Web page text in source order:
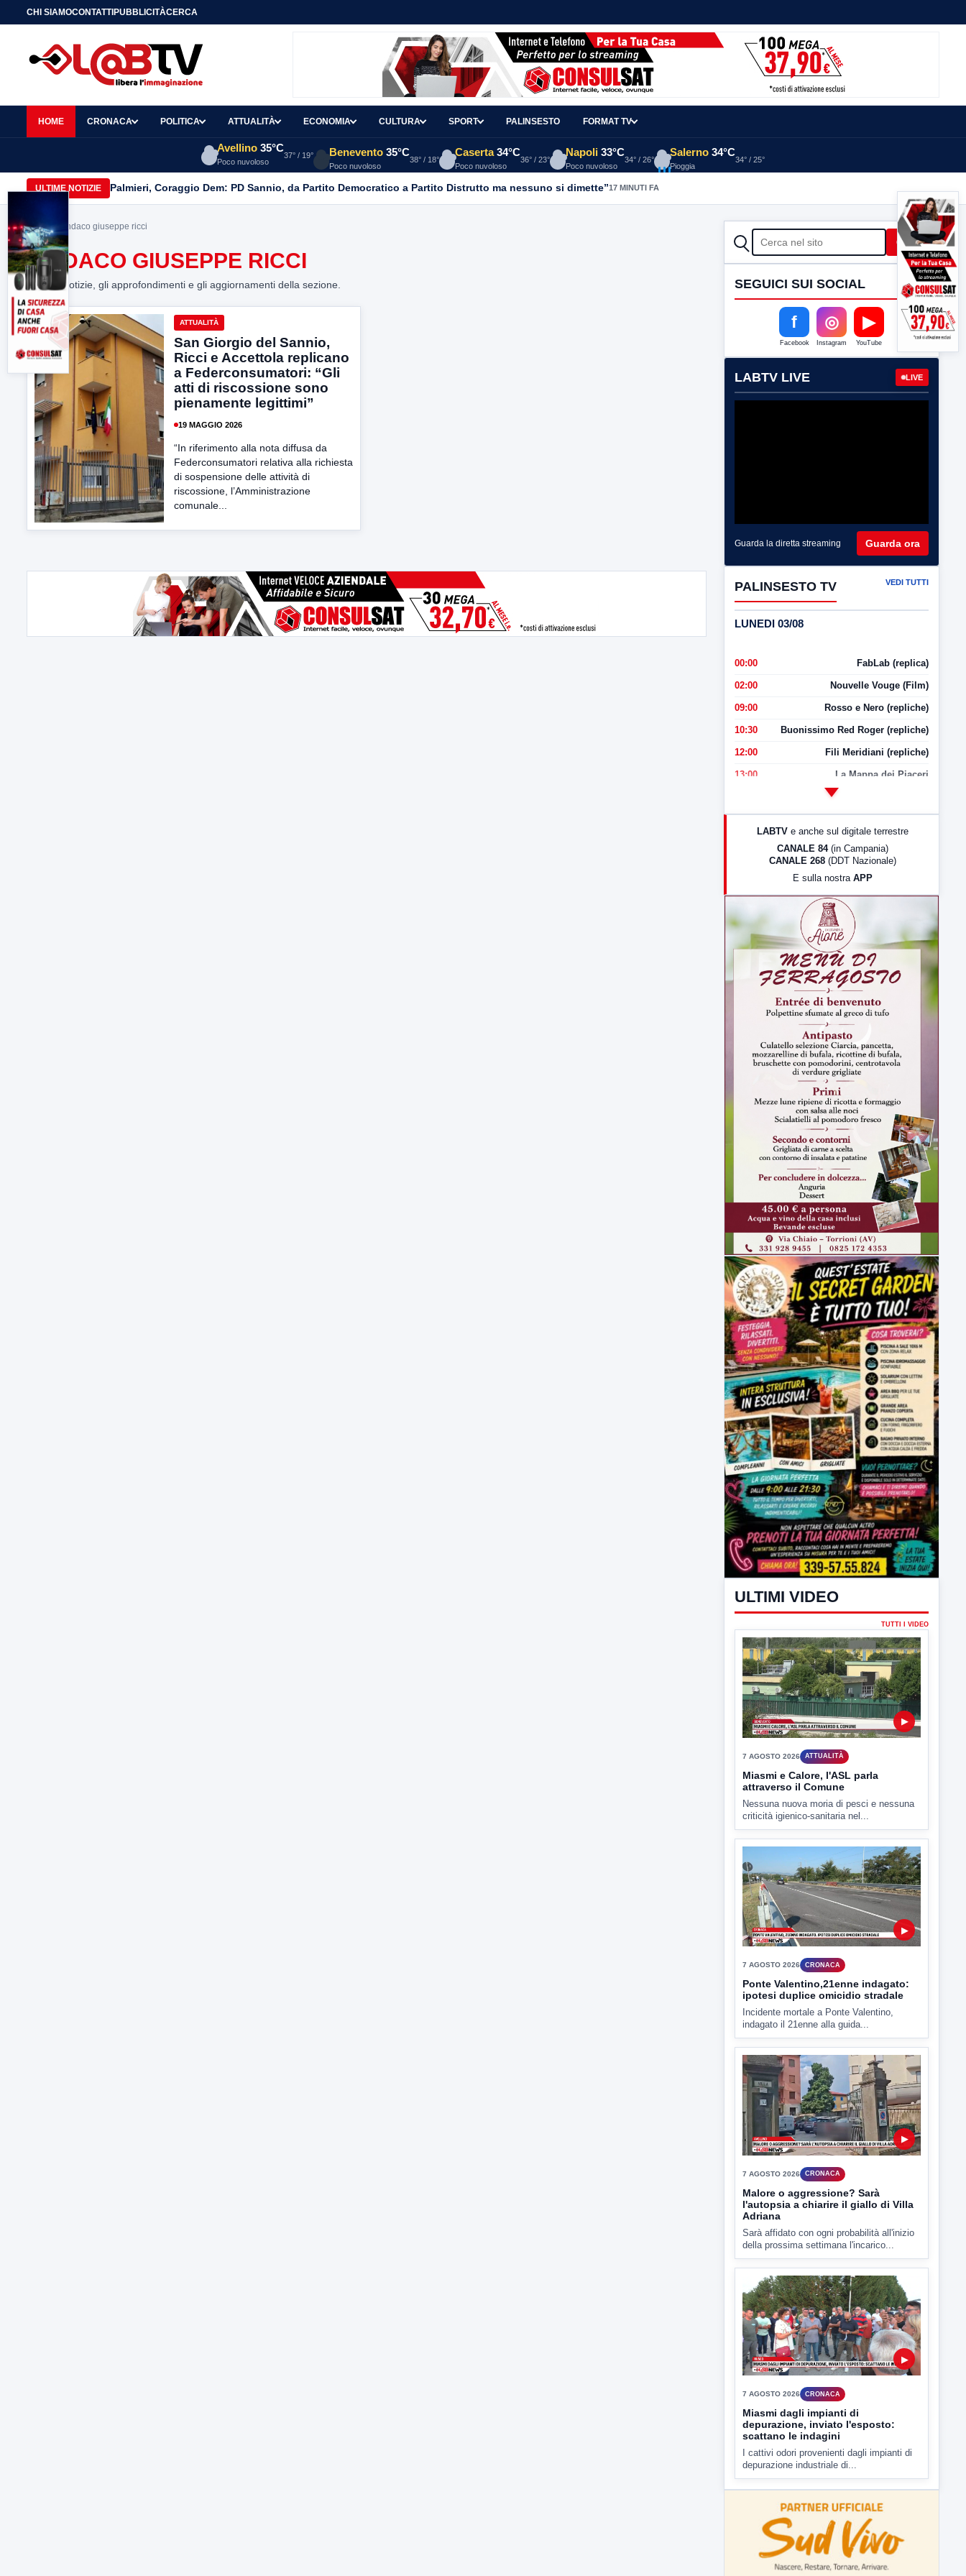
CHI SIAMOCONTATTIPUBBLICITÀCERCA
HOME CRONACA POLITICA ATTUALITÀ ECONOMIA CULTURA SPORT PALINSESTO FORMAT TV
Avellino 35°C
Poco nuvoloso
37° / 19° Benevento 35°C
Poco nuvoloso
38° / 18°
Caserta 34°C
Poco nuvoloso
36° / 23°
Napoli 33°C
Poco nuvoloso
34° / 26°
Salerno 34°C
Pioggia
34° / 25°
ULTIME NOTIZIE Palmieri, Coraggio Dem: PD Sannio, da Partito Democratico a Partito Distrutto ma nessuno si dimette”17 MINUTI FA
Home> sindaco giuseppe ricci
SINDACO GIUSEPPE RICCI
Tutte le notizie, gli approfondimenti e gli aggiornamenti della sezione.
ATTUALITÀ
San Giorgio del Sannio,
Ricci e Accettola replicano
a Federconsumatori: “Gli
atti di riscossione sono
pienamente legittimi”
19 MAGGIO 2026
“In riferimento alla nota diffusa da
Federconsumatori relativa alla richiesta
di sospensione delle attività di
riscossione, l’Amministrazione
comunale...
CERCA Cerca
SEGUICI SUI SOCIAL
f
Facebook
◎
Instagram
▶
YouTube
LABTV LIVE LIVE
Guarda la diretta streaming Guarda ora
PALINSESTO TV VEDI TUTTI
LUNEDI 03/08
00:00 FabLab (replica)
02:00 Nouvelle Vouge (Film)
09:00 Rosso e Nero (repliche)
10:30 Buonissimo Red Roger (repliche)
12:00 Fili Meridiani (repliche)
13:00 La Mappa dei Piaceri
LabNews (Diretta)
LabNews (replica)
LABTV e anche sul digitale terrestre
CANALE 84 (in Campania)
CANALE 268 (DDT Nazionale)
E sulla nostra APP
ULTIMI VIDEO
TUTTI I VIDEO
▶
7 AGOSTO 2026 ATTUALITÀ
Miasmi e Calore, l'ASL parla
attraverso il Comune
Nessuna nuova moria di pesci e nessuna
criticità igienico-sanitaria nel...
7 AGOSTO 2026 CRONACA
Ponte Valentino,21enne indagato:
ipotesi duplice omicidio stradale
Incidente mortale a Ponte Valentino,
indagato il 21enne alla guida...
▶
7 AGOSTO 2026 CRONACA
Malore o aggressione? Sarà
l'autopsia a chiarire il giallo di Villa
Adriana
Sarà affidato con ogni probabilità all'inizio
della prossima settimana l'incarico...
7 AGOSTO 2026 CRONACA
Miasmi dagli impianti di
depurazione, inviato l'esposto:
scattano le indagini
I cattivi odori provenienti dagli impianti di
depurazione industriale di...